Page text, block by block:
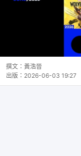
撰文： 黃浩晉
出版： 2026-06-03 19:27